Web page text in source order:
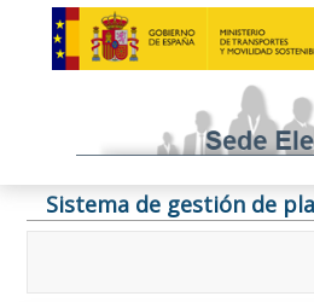
Sistema de gestión de